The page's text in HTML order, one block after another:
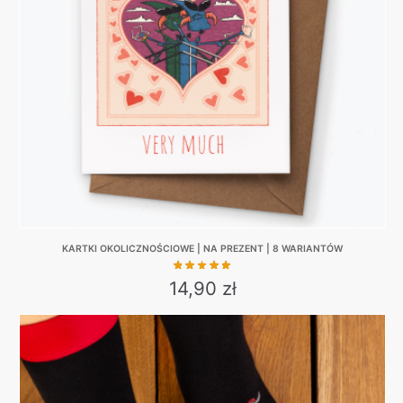
may
be
chosen
on
the
product
page
KARTKI OKOLICZNOŚCIOWE | NA PREZENT | 8 WARIANTÓW
14,90 zł
This
product
variants.